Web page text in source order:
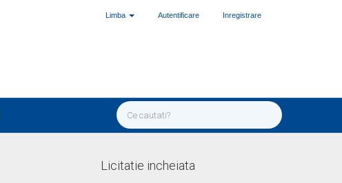
Limba Autentificare Inregistrare
Licitatie incheiata